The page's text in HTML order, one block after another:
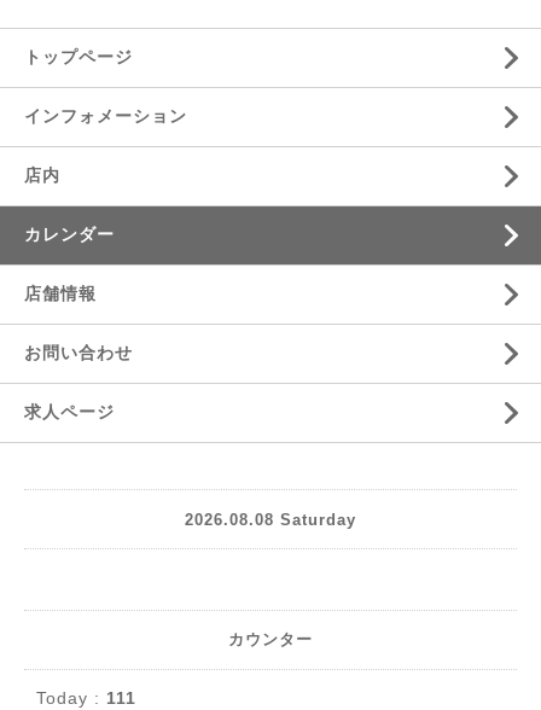
トップページ
インフォメーション
店内
カレンダー
店舗情報
お問い合わせ
求人ページ
2026.08.08 Saturday
カウンター
Today : 111